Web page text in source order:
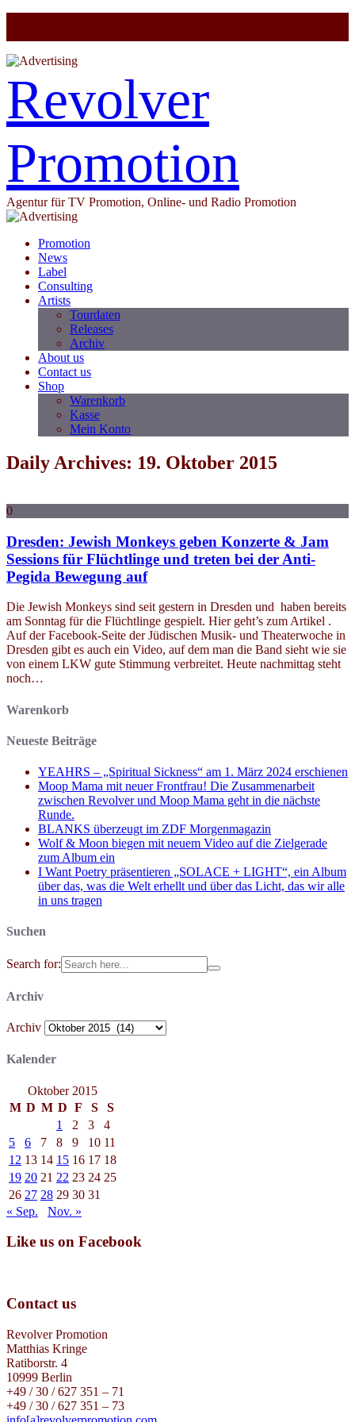
Revolver
Promotion
Agentur für TV Promotion, Online- und Radio Promotion
Promotion
News
Label
Consulting
Artists
Tourdaten
Releases
Archiv
About us
Contact us
Shop
Warenkorb
Kasse
Mein Konto
Daily Archives: 19. Oktober 2015
0
Dresden: Jewish Monkeys geben Konzerte & Jam
Sessions für Flüchtlinge und treten bei der Anti-
Pegida Bewegung auf
Die Jewish Monkeys sind seit gestern in Dresden und haben bereits
am Sonntag für die Flüchtlinge gespielt. Hier geht’s zum Artikel .
Auf der Facebook-Seite der Jüdischen Musik- und Theaterwoche in
Dresden gibt es auch ein Video, auf dem man die Band sieht wie sie
von einem LKW gute Stimmung verbreitet. Heute nachmittag steht
noch…
Warenkorb
Neueste Beiträge
YEAHRS – „Spiritual Sickness“ am 1. März 2024 erschienen
Moop Mama mit neuer Frontfrau! Die Zusammenarbeit
zwischen Revolver und Moop Mama geht in die nächste
Runde.
BLANKS überzeugt im ZDF Morgenmagazin
Wolf & Moon biegen mit neuem Video auf die Zielgerade
zum Album ein
I Want Poetry präsentieren „SOLACE + LIGHT“, ein Album
über das, was die Welt erhellt und über das Licht, das wir alle
in uns tragen
Suchen
Search for:
Archiv
Archiv
Kalender
Oktober 2015
M D M D F S
S
1
2 3
4
5
6 7 8 9 10 11
12 13 14 15 16 17 18
19 20 21 22 23 24 25
26 27 28 29 30 31
« Sep.
Nov. »
Like us on Facebook
Contact us
Revolver Promotion
Matthias Kringe
Ratiborstr. 4
10999 Berlin
+49 / 30 / 627 351 – 71
+49 / 30 / 627 351 – 73